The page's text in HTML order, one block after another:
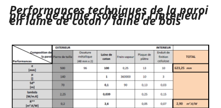
Performances techniques de la paroi
pierre de taille isolée par l’intérieur
en laine de coton / laine de bois